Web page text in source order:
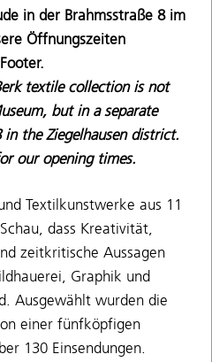
in der Brahmsstraße 8 im
Öffnungszeiten
textile collection is not
but in a separate
the Ziegelhausen district.
our opening times.
Textilkunstwerke aus 11
dass Kreativität,
zeitkritische Aussagen
Graphik und
Ausgewählt wurden die
einer fünfköpfigen
130 Einsendungen.